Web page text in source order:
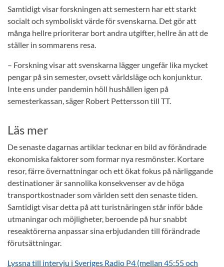
Samtidigt visar forskningen att semestern har ett starkt
socialt och symboliskt värde för svenskarna. Det gör att
många hellre prioriterar bort andra utgifter, hellre än att de
ställer in sommarens resa.
– Forskning visar att svenskarna lägger ungefär lika mycket
pengar på sin semester, ovsett världsläge och konjunktur.
Inte ens under pandemin höll hushållen igen på
semesterkassan, säger Robert Pettersson till TT.
Läs mer
De senaste dagarnas artiklar tecknar en bild av förändrade
ekonomiska faktorer som formar nya resmönster. Kortare
resor, färre övernattningar och ett ökat fokus på närliggande
destinationer är sannolika konsekvenser av de höga
transportkostnader som världen sett den senaste tiden.
Samtidigt visar detta på att turistnäringen står inför både
utmaningar och möjligheter, beroende på hur snabbt
reseaktörerna anpassar sina erbjudanden till förändrade
förutsättningar.
Lyssna till intervju i Sveriges Radio P4 (mellan 45:55 och